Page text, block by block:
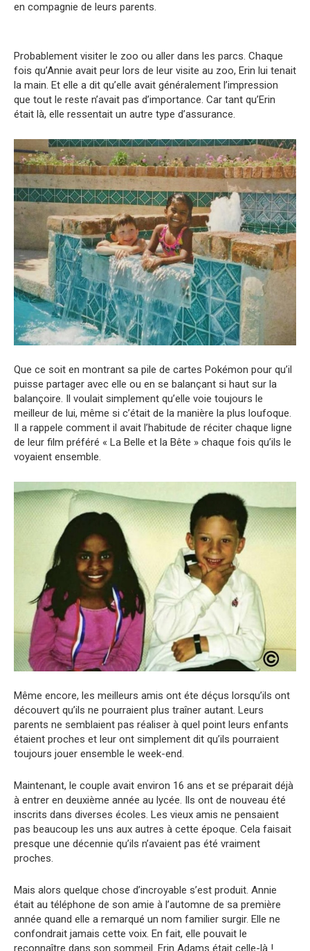
en compagnie de leurs parents.
Probablement visiter le zoo ou aller dans les parcs. Chaque
fois qu’Annie avait peur lors de leur visite au zoo, Erin lui tenait
la main. Et elle a dit qu’elle avait généralement l’impression
que tout le reste n’avait pas d’importance. Car tant qu’Erin
était là, elle ressentait un autre type d’assurance.
Que ce soit en montrant sa pile de cartes Pokémon pour qu’il
puisse partager avec elle ou en se balançant si haut sur la
balançoire. Il voulait simplement qu’elle voie toujours le
meilleur de lui, même si c’était de la manière la plus loufoque.
Il a rappele comment il avait l’habitude de réciter chaque ligne
de leur film préféré « La Belle et la Bête » chaque fois qu’ils le
voyaient ensemble.
Même encore, les meilleurs amis ont éte déçus lorsqu’ils ont
découvert qu’ils ne pourraient plus traîner autant. Leurs
parents ne semblaient pas réaliser à quel point leurs enfants
étaient proches et leur ont simplement dit qu’ils pourraient
toujours jouer ensemble le week-end.
Maintenant, le couple avait environ 16 ans et se préparait déjà
à entrer en deuxième année au lycée. Ils ont de nouveau été
inscrits dans diverses écoles. Les vieux amis ne pensaient
pas beaucoup les uns aux autres à cette époque. Cela faisait
presque une décennie qu’ils n’avaient pas été vraiment
proches.
Mais alors quelque chose d’incroyable s’est produit. Annie
était au téléphone de son amie à l’automne de sa première
année quand elle a remarqué un nom familier surgir. Elle ne
confondrait jamais cette voix. En fait, elle pouvait le
reconnaître dans son sommeil. Erin Adams était celle-là !